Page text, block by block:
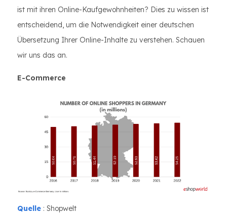
ist mit ihren Online-Kaufgewohnheiten? Dies zu wissen ist
entscheidend, um die Notwendigkeit einer deutschen
Übersetzung Ihrer Online-Inhalte zu verstehen. Schauen
wir uns das an.
E-Commerce
Quelle : Shopwelt